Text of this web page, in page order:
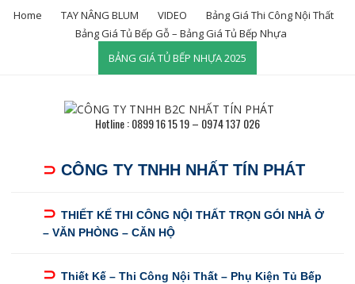
Home TAY NÂNG BLUM VIDEO
Bảng Giá Thi Công Nội Thất
Bảng Giá Tủ Bếp Gỗ – Bảng Giá Tủ Bếp Nhựa
BẢNG GIÁ TỦ BẾP NHỰA 2025
Hotline : 0899 16 15 19 – 0974 137 026
⊃ CÔNG TY TNHH NHẤT TÍN PHÁT
⊃ THIẾT KẾ THI CÔNG NỘI THẤT TRỌN GÓI NHÀ Ở
– VĂN PHÒNG – CĂN HỘ
⊃ Thiết Kế – Thi Công Nội Thất – Phụ Kiện Tủ Bếp